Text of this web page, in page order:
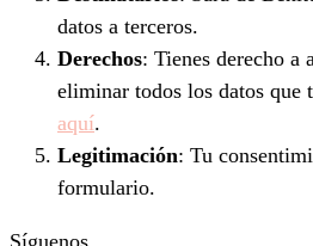
datos a terceros.
Derechos: Tienes derecho a
eliminar todos los datos que
aquí.
Legitimación: Tu
formulario.